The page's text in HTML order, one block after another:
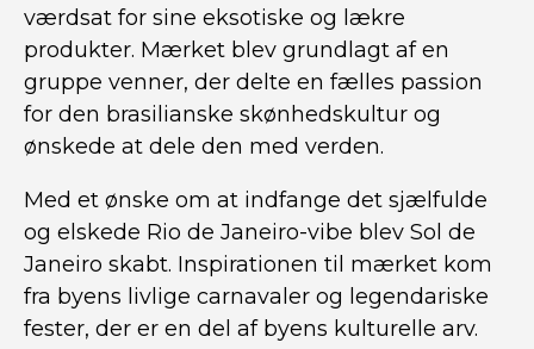
værdsat for sine eksotiske og lækre
produkter. Mærket blev grundlagt af en
gruppe venner, der delte en fælles passion
for den brasilianske skønhedskultur og
ønskede at dele den med verden.
Med et ønske om at indfange det sjælfulde
og elskede Rio de Janeiro-vibe blev Sol de
Janeiro skabt. Inspirationen til mærket kom
fra byens livlige carnavaler og legendariske
fester, der er en del af byens kulturelle arv.